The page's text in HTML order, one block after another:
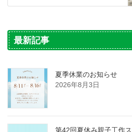
最新記事
夏季休業のお知らせ
2026年8月3日
第42回夏休み親子工作